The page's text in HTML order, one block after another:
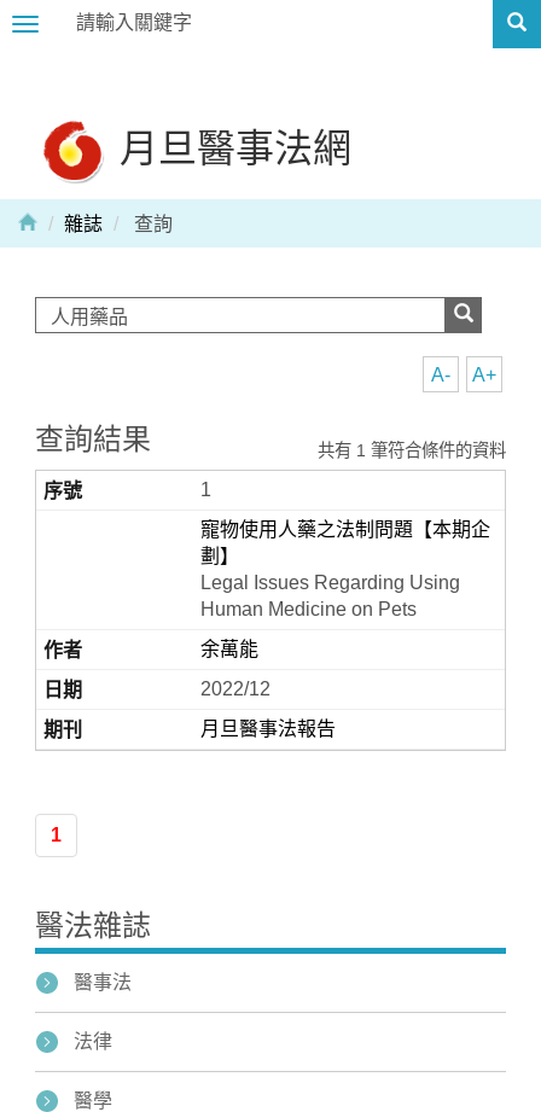
Toggle
月旦醫事法網
Home
雜誌 查詢
A+
A-
查詢結果 共有 1 筆符合條件的資料
1
寵物使用人藥之法制問題【本期企
劃】
Legal Issues Regarding Using
Human Medicine on Pets
余萬能
2022/12
月旦醫事法報告
1
醫法雜誌
醫事法
法律
醫學